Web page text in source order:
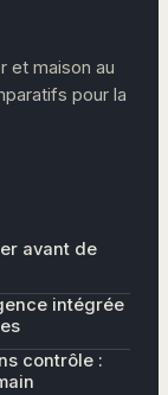
et maison au
pour la
avant de
intégrée
contrôle :